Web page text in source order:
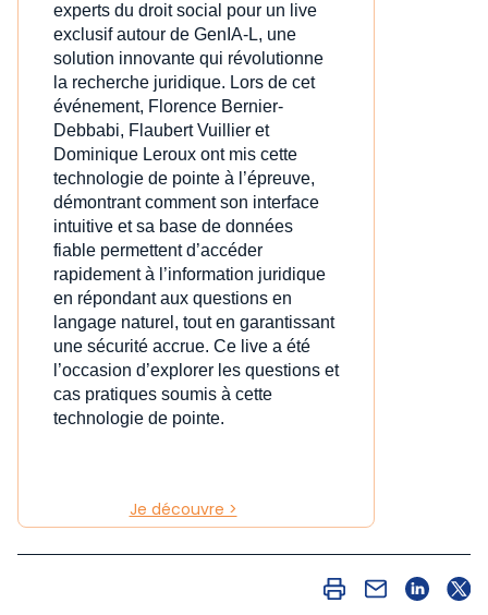
experts du droit social pour un live
exclusif autour de GenIA‑L, une
solution innovante qui révolutionne
la recherche juridique. Lors de cet
événement, Florence Bernier-
Debbabi, Flaubert Vuillier et
Dominique Leroux ont mis cette
technologie de pointe à l’épreuve,
démontrant comment son interface
intuitive et sa base de données
fiable permettent d’accéder
rapidement à l’information juridique
en répondant aux questions en
langage naturel, tout en garantissant
une sécurité accrue. Ce live a été
l’occasion d’explorer les questions et
cas pratiques soumis à cette
technologie de pointe.
Je découvre >